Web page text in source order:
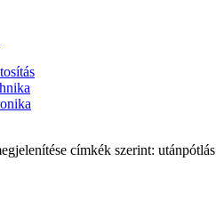
címkék szerint: utánpótlás